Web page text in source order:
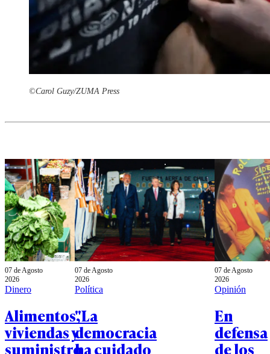
©Carol Guzy/ZUMA Press
07 de Agosto
2026
Dinero
Alimentos,
viviendas y
suministro
07 de Agosto
2026
Política
"La
democracia
ha cuidado
07 de Agosto
2026
Opinión
En
defensa
de los